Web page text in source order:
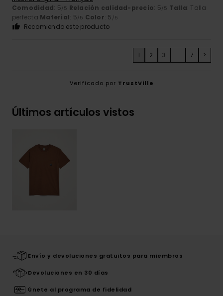
Comodidad: 5/5 Relación calidad-precio: 5/5 Talla: Talla
perfecta Material: 5/5 Color: 5 /5
Recomiendo este producto
1 2 3 ... 7 >
Verificado por TrustVille
Últimos artículos vistos
Envío y devoluciones gratuitos para miembros
Devoluciones en 30 días
Únete al programa de fidelidad